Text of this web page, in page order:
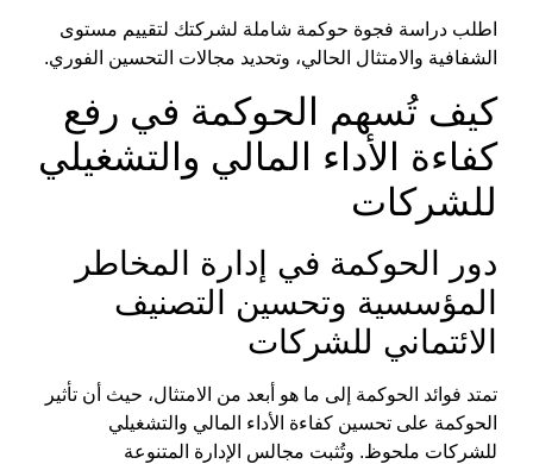
اطلب دراسة فجوة حوكمة شاملة لشركتك لتقييم مستوى
الشفافية والامتثال الحالي، وتحديد مجالات التحسين الفوري.
كيف تُسهم الحوكمة في رفع
كفاءة الأداء المالي والتشغيلي
للشركات
دور الحوكمة في إدارة المخاطر
المؤسسية وتحسين التصنيف
الائتماني للشركات
تمتد فوائد الحوكمة إلى ما هو أبعد من الامتثال، حيث أن تأثير
الحوكمة على تحسين كفاءة الأداء المالي والتشغيلي
للشركات ملحوظ. وتُثبت مجالس الإدارة المتنوعة